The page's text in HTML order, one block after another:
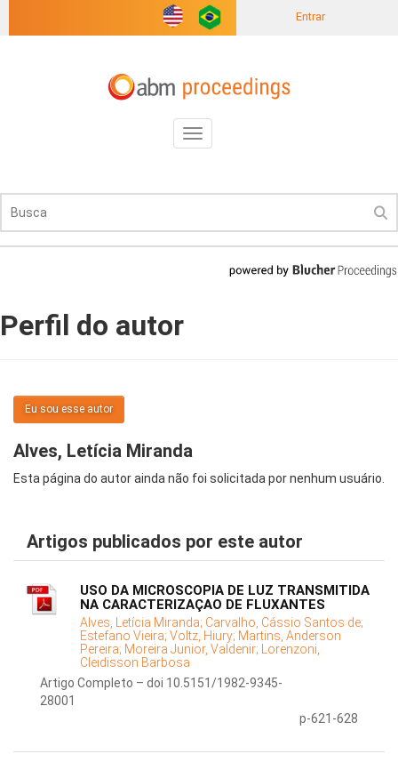
Entrar
Toggle
navigation
Perfil do autor
Eu sou esse autor
Alves, Letícia Miranda
Esta página do autor ainda não foi solicitada por nenhum usuário.
Artigos publicados por este autor
USO DA MICROSCOPIA DE LUZ TRANSMITIDA
NA CARACTERIZAÇAO DE FLUXANTES
Alves, Letícia Miranda; Carvalho, Cássio Santos de;
Estefano Vieira; Voltz, Hiury; Martins, Anderson
Pereira; Moreira Junior, Valdenir; Lorenzoni,
Cleidisson Barbosa
Artigo Completo – doi 10.5151/1982-9345-
28001
p-621-628